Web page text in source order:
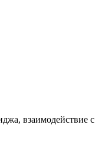
взаимодействие с